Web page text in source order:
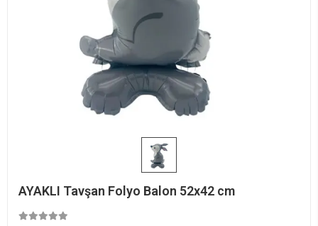
AYAKLI Tavşan Folyo Balon 52x42 cm